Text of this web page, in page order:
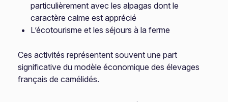
particulièrement avec les alpagas dont le
caractère calme est apprécié
L’écotourisme et les séjours à la ferme
Ces activités représentent souvent une part
significative du modèle économique des élevages
français de camélidés.